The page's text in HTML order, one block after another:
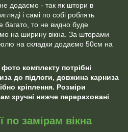
додаємо - так як штори в
і самі по собі роблять
багато, то не видно буде
на ширину вікна. За шторами
на складки додаємо 50см на
комплекту потрібні
до підлоги, довжина карниза
кріплення. Розміри
зручні нижче перераховані
по замірам вікна